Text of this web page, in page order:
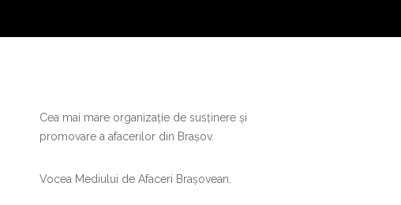
Cea mai mare organizație de susținere și
promovare a afacerilor din Brașov.
Vocea Mediului de Afaceri Brașovean.